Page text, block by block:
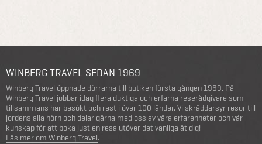
WINBERG TRAVEL SEDAN 1969
Winberg Travel öppnade dörrarna till butiken första gången 1969. På
Winberg Travel jobbar idag flera duktiga och erfarna reserådgivare som
tillsammans har besökt och rest i över 100 länder. Vi skräddarsyr resor till
jordens alla hörn och delar gärna med oss av våra erfarenheter och vår
kunskap för att boka just en resa utöver det vanliga åt dig!
Läs mer om Winberg Travel.